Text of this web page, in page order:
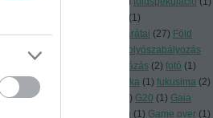
(1)
földzsákmánylás
föld barátai (27) Föld
Barátai
folyószabályozás
fosszilisberuházás (2) fotó (1)
friendsoftheearth
Fukuoka (1) fukusima (2)
fűszernövények
) G20 (1) Gaia
GameOn (1) Game over (1)